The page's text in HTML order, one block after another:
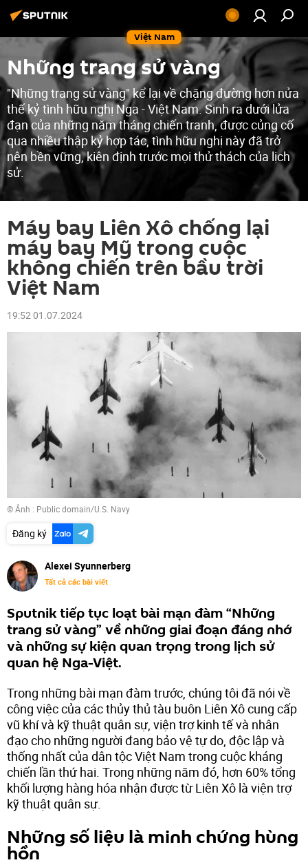
Việt Nam
Những trang sử vàng
"Những trang sử vàng" kể lại về chặng đường hơn nửa
thế kỷ tình hữu nghị Nga - Việt Nam. Sinh ra dưới lửa
đạn của những năm tháng chiến tranh, được củng cố
qua nhiều thập kỷ hợp tác, tình hữu nghị này đã trở
nên bền vững, kiên định trước mọi thử thách của lịch
sử.
Máy bay Liên Xô chống lại
máy bay Mỹ trong cuộc
không chiến trên bầu trời
Việt Nam
19:52 01.07.2024
© Ảnh : Public domain/U.S. Navy
Đăng ký
Alexei Syunnerberg
Tất cả các bài viết
Sputnik tiếp tục loạt bài mạn đàm “Những
trang sử vàng” về những giai đoạn đáng nhớ
và những sự kiện quan trọng trong lịch sử
quan hệ Nga-Việt.
Trong những bài mạn đàm trước, chúng tôi đã nói về
công việc của các thủy thủ tàu buôn Liên Xô cung cấp
vũ khí và kỹ thuật quân sự, viện trợ kinh tế và nhân
đạo cho những người đang bảo vệ tự do, độc lập và
thống nhất của dân tộc Việt Nam trong cuộc kháng
chiến lần thứ hai. Trong những năm đó, hơn 60% tổng
khối lượng hàng hóa nhận được từ Liên Xô là viện trợ
kỹ thuật quân sự.
Những số liệu là minh chứng hùng
hồn